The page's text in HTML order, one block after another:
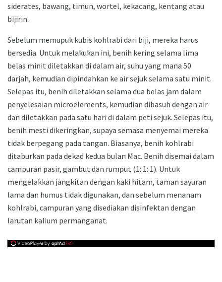
siderates, bawang, timun, wortel, kekacang, kentang atau
bijirin.
Sebelum memupuk kubis kohlrabi dari biji, mereka harus
bersedia. Untuk melakukan ini, benih kering selama lima
belas minit diletakkan di dalam air, suhu yang mana 50
darjah, kemudian dipindahkan ke air sejuk selama satu minit.
Selepas itu, benih diletakkan selama dua belas jam dalam
penyelesaian microelements, kemudian dibasuh dengan air
dan diletakkan pada satu hari di dalam peti sejuk. Selepas itu,
benih mesti dikeringkan, supaya semasa menyemai mereka
tidak berpegang pada tangan. Biasanya, benih kohlrabi
ditaburkan pada dekad kedua bulan Mac. Benih disemai dalam
campuran pasir, gambut dan rumput (1: 1: 1). Untuk
mengelakkan jangkitan dengan kaki hitam, taman sayuran
lama dan humus tidak digunakan, dan sebelum menanam
kohlrabi, campuran yang disediakan disinfektan dengan
larutan kalium permanganat.